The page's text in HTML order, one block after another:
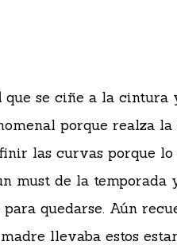
que se ciñe a la cintura
porque realza
las curvas porque
must de la temporada
quedarse. Aún
llevaba estos